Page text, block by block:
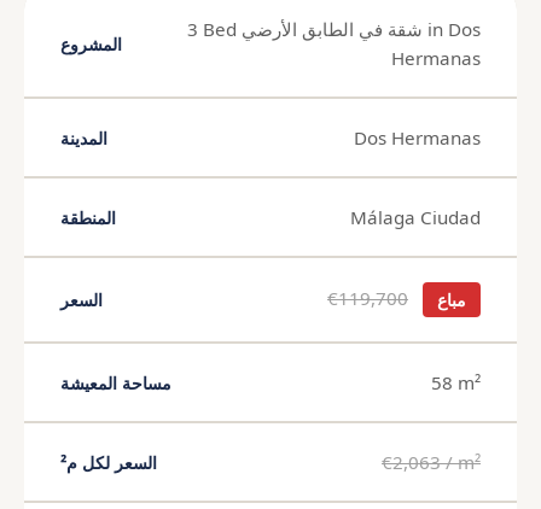
المشروع
3 Bed شقة في الطابق الأرضي in Dos
Hermanas
المدينة Dos Hermanas
المنطقة Málaga Ciudad
السعر €119,700 مباع
مساحة المعيشة 58 m²
السعر لكل م² €2,063 / m²